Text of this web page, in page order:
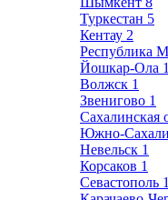
Туркестан 5
Кентау 2
Республика
Йошкар-Ола
Волжск 1
Звенигово 1
Сахалинская
Южно-
Невельск 1
Корсаков 1
Севастополь